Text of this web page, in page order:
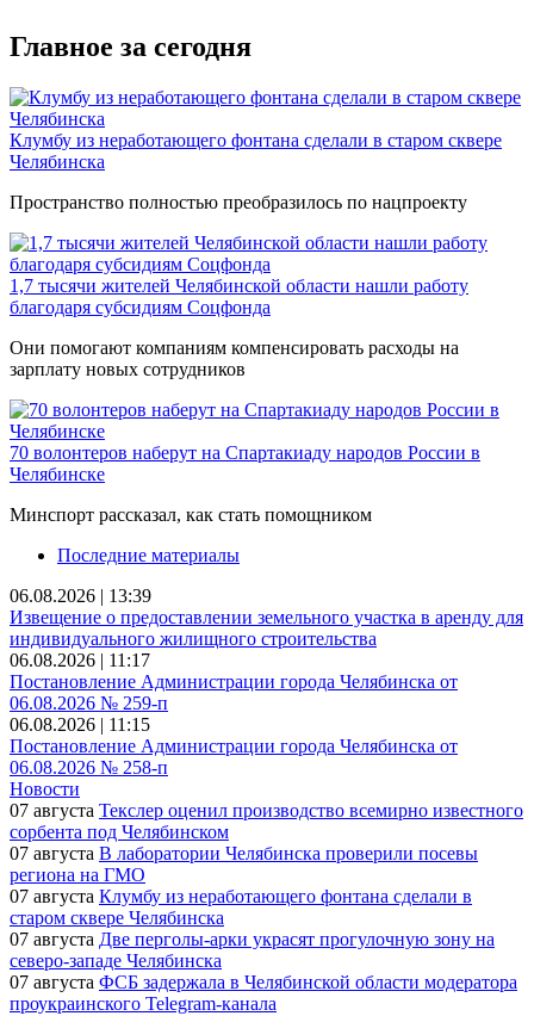
Главное за сегодня
Клумбу из неработающего фонтана сделали в старом сквере
Челябинска
Пространство полностью преобразилось по нацпроекту
1,7 тысячи жителей Челябинской области нашли работу
благодаря субсидиям Соцфонда
Они помогают компаниям компенсировать расходы на
зарплату новых сотрудников
70 волонтеров наберут на Спартакиаду народов России в
Челябинске
Минспорт рассказал, как стать помощником
Последние материалы
06.08.2026 | 13:39
Извещение о предоставлении земельного участка в аренду для
индивидуального жилищного строительства
06.08.2026 | 11:17
Постановление Администрации города Челябинска от
06.08.2026 № 259-п
06.08.2026 | 11:15
Постановление Администрации города Челябинска от
06.08.2026 № 258-п
Новости
07 августа Текслер оценил производство всемирно известного
сорбента под Челябинском
07 августа В лаборатории Челябинска проверили посевы
региона на ГМО
07 августа Клумбу из неработающего фонтана сделали в
старом сквере Челябинска
07 августа Две перголы-арки украсят прогулочную зону на
северо-западе Челябинска
07 августа ФСБ задержала в Челябинской области модератора
проукраинского Telegram-канала